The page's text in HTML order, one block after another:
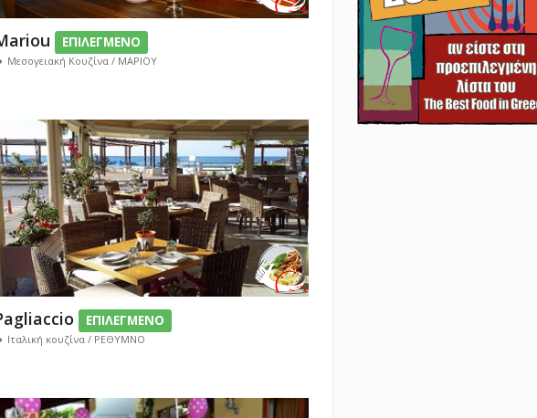
ΕΠΙΛΕΓΜΕΝΟ
Μεσογειακή Κουζίνα / ΜΑΡΙΟΥ
ΕΠΙΛΕΓΜΕΝΟ
Ιταλική κουζίνα / ΡΕΘΥΜΝΟ